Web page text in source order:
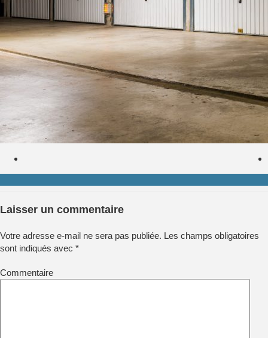
Laisser un commentaire
Votre adresse e-mail ne sera pas publiée. Les champs obligatoires
sont indiqués avec *
Commentaire